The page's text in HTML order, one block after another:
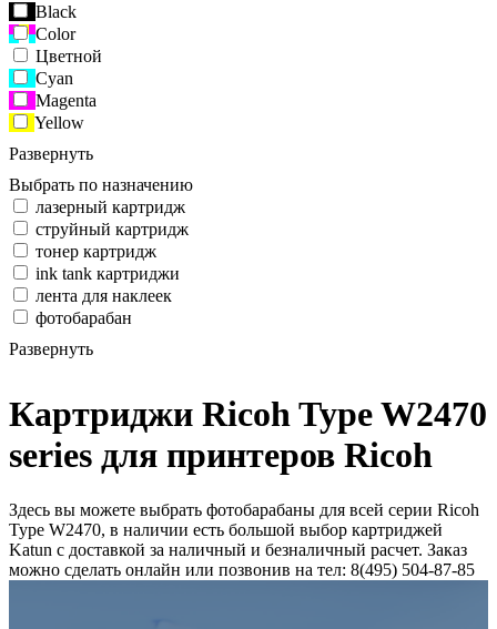
Black
Color
Цветной
Cyan
Magenta
Yellow
Развернуть
Выбрать по назначению
лазерный картридж
струйный картридж
тонер картридж
ink tank картриджи
лента для наклеек
фотобарабан
Развернуть
Картриджи Ricoh Type W2470
series для принтеров Ricoh
Здесь вы можете выбрать фотобарабаны для всей серии Ricoh
Type W2470, в наличии есть большой выбор картриджей
Katun с доставкой за наличный и безналичный расчет. Заказ
можно сделать онлайн или позвонив на тел: 8(495) 504-87-85